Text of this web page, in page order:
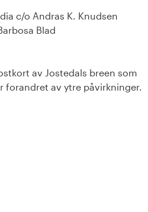
c/o Andras K. Knudsen
Blad
av Jostedals breen som
forandret av ytre påvirkninger.